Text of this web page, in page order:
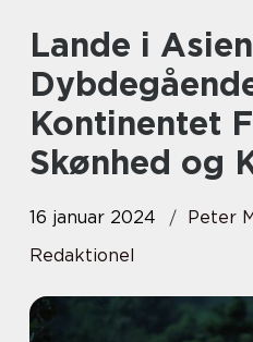
Lande i Asien: En
Kontinentet
Skønhed og
16 januar 2024
Peter
Redaktionel